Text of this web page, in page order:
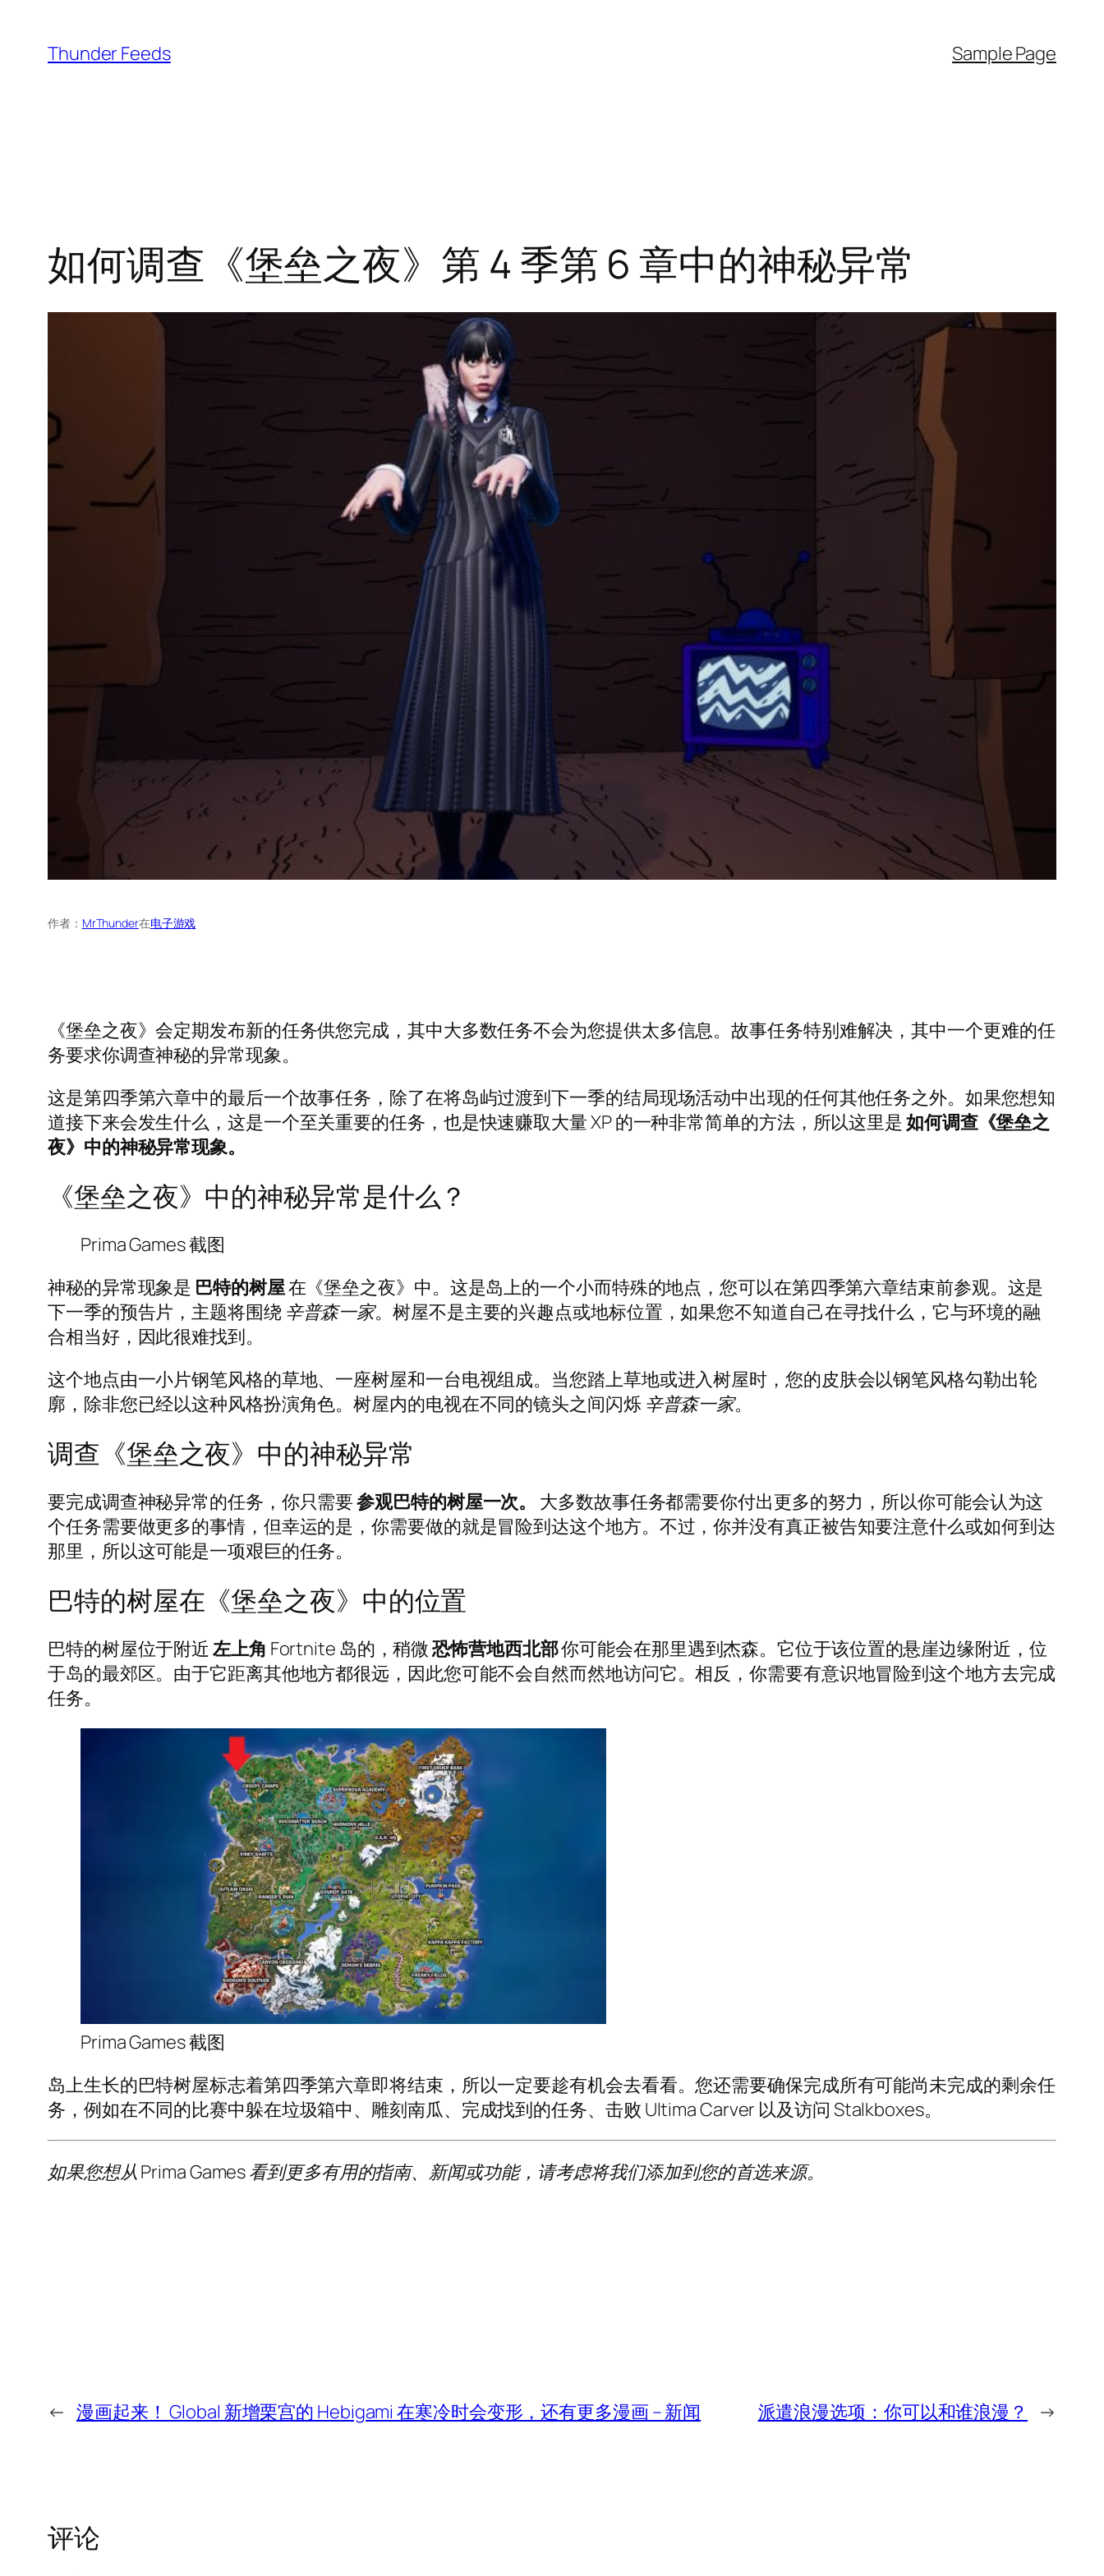
Thunder Feeds Sample Page
如何调查《堡垒之夜》第 4 季第 6 章中的神秘异常
作者： MrThunder在电子游戏
《堡垒之夜》会定期发布新的任务供您完成，其中大多数任务不会为您提供太多信息。故事任务特别难解决，其中一个更难的任
务要求你调查神秘的异常现象。
这是第四季第六章中的最后一个故事任务，除了在将岛屿过渡到下一季的结局现场活动中出现的任何其他任务之外。如果您想知
道接下来会发生什么，这是一个至关重要的任务，也是快速赚取大量 XP 的一种非常简单的方法，所以这里是 如何调查《堡垒之
夜》中的神秘异常现象。
《堡垒之夜》中的神秘异常是什么？
Prima Games 截图
神秘的异常现象是 巴特的树屋在《堡垒之夜》中。这是岛上的一个小而特殊的地点，您可以在第四季第六章结束前参观。这是
下一季的预告片，主题将围绕 辛普森一家。树屋不是主要的兴趣点或地标位置，如果您不知道自己在寻找什么，它与环境的融
合相当好，因此很难找到。
这个地点由一小片钢笔风格的草地、一座树屋和一台电视组成。当您踏上草地或进入树屋时，您的皮肤会以钢笔风格勾勒出轮
廓，除非您已经以这种风格扮演角色。树屋内的电视在不同的镜头之间闪烁 辛普森一家。
调查《堡垒之夜》中的神秘异常
要完成调查神秘异常的任务，你只需要参观巴特的树屋一次。 大多数故事任务都需要你付出更多的努力，所以你可能会认为这
个任务需要做更多的事情，但幸运的是，你需要做的就是冒险到达这个地方。不过，你并没有真正被告知要注意什么或如何到达
那里，所以这可能是一项艰巨的任务。
巴特的树屋在《堡垒之夜》中的位置
巴特的树屋位于附近左上角 Fortnite 岛的，稍微恐怖营地西北部你可能会在那里遇到杰森。它位于该位置的悬崖边缘附近，位
于岛的最郊区。由于它距离其他地方都很远，因此您可能不会自然而然地访问它。相反，你需要有意识地冒险到这个地方去完成
任务。
Prima Games 截图
岛上生长的巴特树屋标志着第四季第六章即将结束，所以一定要趁有机会去看看。您还需要确保完成所有可能尚未完成的剩余任
务，例如在不同的比赛中躲在垃圾箱中、雕刻南瓜、完成找到的任务、击败 Ultima Carver 以及访问 Stalkboxes。
如果您想从 Prima Games 看到更多有用的指南、新闻或功能，请考虑将我们添加到您的首选来源。
← 漫画起来！ Global 新增栗宫的 Hebigami 在寒冷时会变形，还有更多漫画 – 新闻 派遣浪漫选项：你可以和谁浪漫？ →
评论